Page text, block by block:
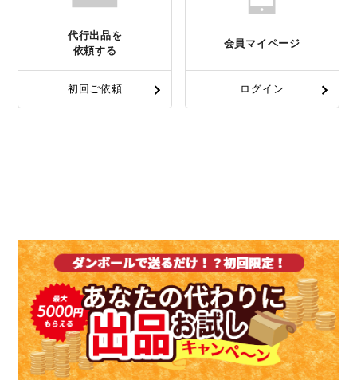
代行出品を
依頼する
初回ご依頼
会員マイページ
ログイン